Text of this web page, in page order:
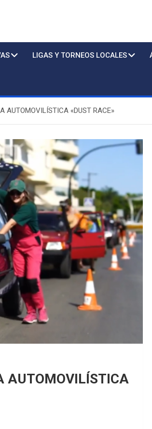
LIGAS Y TORNEOS LOCALES
AUTOMOVILÍSTICA «DUST RACE»
AUTOMOVILÍSTICA
EDM 26-27 /
EDM 26-